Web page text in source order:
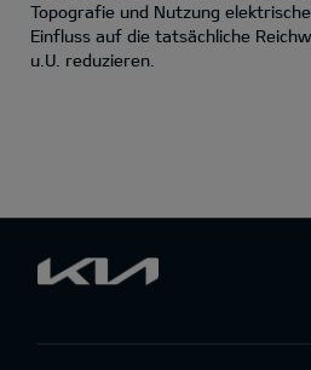
Topografie und Nutzung
Einfluss auf die tatsächliche
u.U. reduzieren.